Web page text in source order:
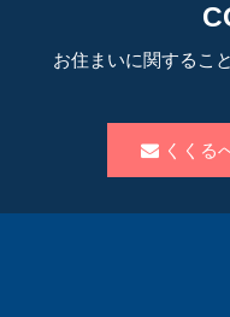
お住まいに関するこ
くくる